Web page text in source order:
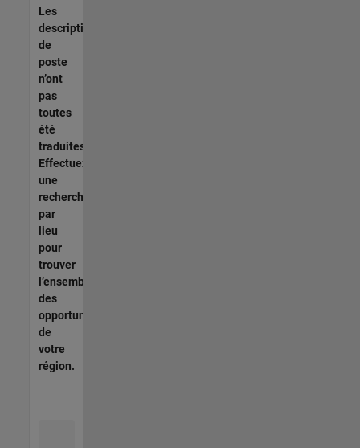
Les
descriptions
de
poste
n’ont
pas
toutes
été
traduites.
Effectuez
une
recherche
par
lieu
pour
trouver
l’ensemble
des
opportunités
de
votre
région.